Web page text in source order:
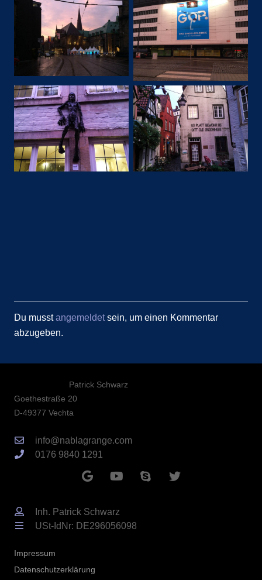
Du musstangemeldetsein, um einen Kommentar
abzugeben.
Patrick Schwarz
Goethestraße 20
D-49377 Vechta
info@nablagrange.com
0176 9840 1291
Inh. Patrick Schwarz
USt-IdNr: DE296056098
Impressum
Datenschutzerklärung